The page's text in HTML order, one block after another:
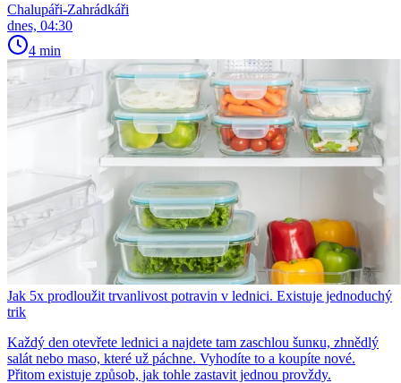
Chalupáři-Zahrádkáři
dnes, 04:30
4 min
Jak 5x prodloužit trvanlivost potravin v lednici. Existuje jednoduchý
trik
Každý den otevřete lednici a najdete tam zaschlou šunкu, zhnědlý
salát nebo maso, které už páchne. Vyhodíte to a koupíte nové.
Přitom existuje způsob, jak tohle zastavit jednou provždy.